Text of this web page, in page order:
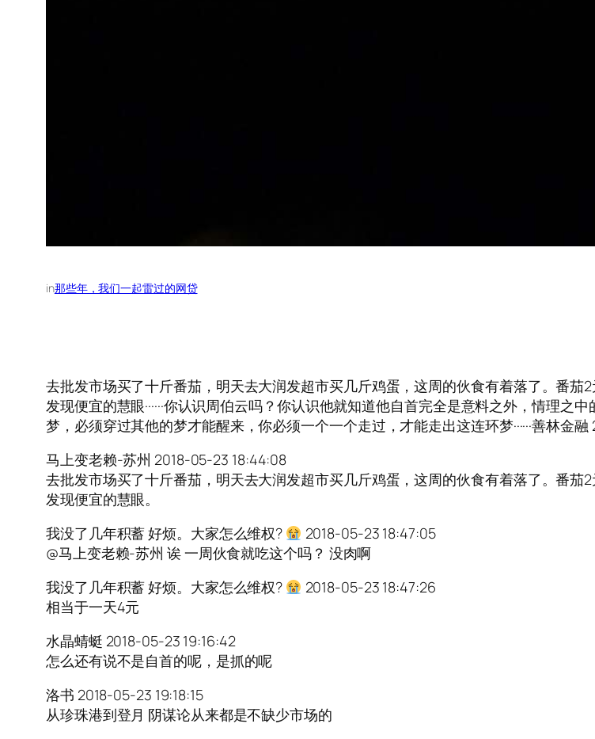
in那些年，我们一起雷过的网贷
去批发市场买了十斤番茄，明天去大润发超市买几斤鸡蛋，这周的伙食有着落了。番
发现便宜的慧眼······你认识周伯云吗？你认识他就知道他自首完全是意料之外，情理之
梦，必须穿过其他的梦才能醒来，你必须一个一个走过，才能走出这连环梦······善林金
马上变老赖-苏州 2018-05-23 18:44:08
去批发市场买了十斤番茄，明天去大润发超市买几斤鸡蛋，这周的伙食有着落了。番
发现便宜的慧眼。
我没了几年积蓄 好烦。大家怎么维权?
2018-05-23 18:47:05
@马上变老赖-苏州 诶 一周伙食就吃这个吗？ 没肉啊
我没了几年积蓄 好烦。大家怎么维权?
2018-05-23 18:47:26
相当于一天4元
水晶蜻蜓 2018-05-23 19:16:42
怎么还有说不是自首的呢，是抓的呢
洛书 2018-05-23 19:18:15
从珍珠港到登月 阴谋论从来都是不缺少市场的